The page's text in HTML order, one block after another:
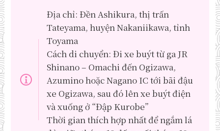
Địa chỉ: Đền Ashikura, thị trấn
Tateyama, huyện Nakaniikawa, tỉnh
Toyama
Cách di chuyển: Đi xe buýt từ ga JR
Shinano – Omachi đến Ogizawa,
Azumino hoặc Nagano IC tới bãi đậu
xe Ogizawa, sau đó lên xe buýt điện
và xuống ở “Đập Kurobe”
Thời gian thích hợp nhất để ngắm lá